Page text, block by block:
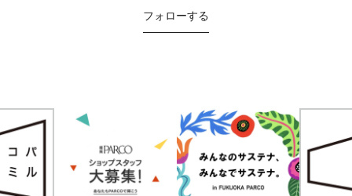
フォローする